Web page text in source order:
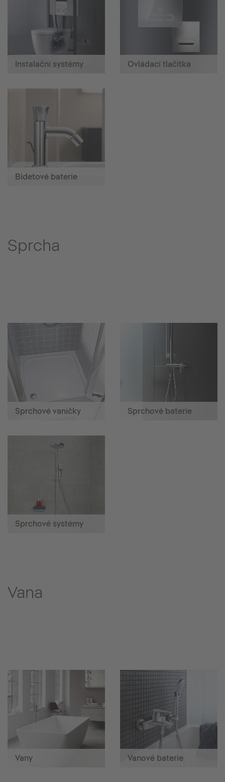
Instalační systémy Ovládací tlačítka
Bidetové baterie
Sprcha
Sprchové vaničky Sprchové baterie
Sprchové systémy
Vana
Vany Vanové baterie